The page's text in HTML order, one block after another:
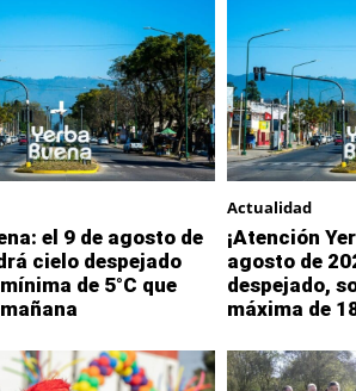
el 9 de agosto de
cielo despejado
de 5°C que
Actualidad
¡Atención
agosto de
despejado,
máxima de